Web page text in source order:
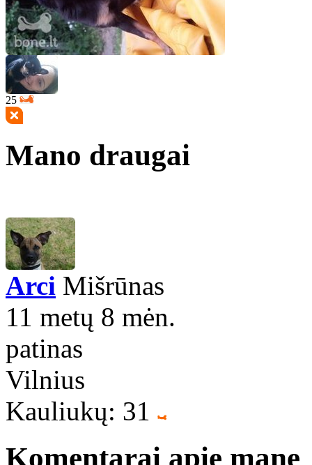
25
Mano draugai
Arci Mišrūnas
11 metų 8 mėn.
patinas
Vilnius
Kauliukų: 31
Komentarai apie mane